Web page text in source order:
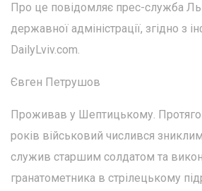
Про це повідомляє прес-служба
державної адміністрації, згідно з
DailyLviv.com.
Євген Петрушов
Проживав у Шептицькому.
років військовий числився зниклим
служив старшим солдатом та
гранатометника в стрілецькому